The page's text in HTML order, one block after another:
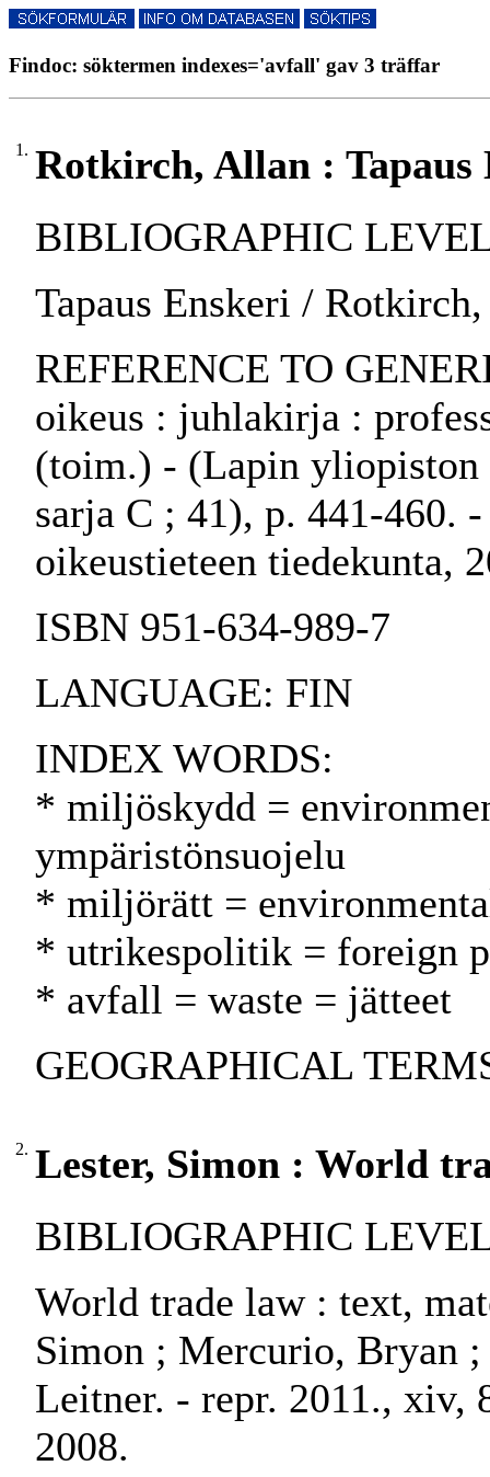
Findoc: söktermen indexes='avfall' gav 3 träffar
1. Rotkirch, Allan : Tapaus
BIBLIOGRAPHIC
Tapaus Enskeri /
REFERENCE TO
oikeus : juhlakirja :
(toim.) - (Lapin
sarja C ; 41), p. 441-460.
oikeustieteen tiedekunta,
ISBN 951-634-989-7
LANGUAGE: FIN
INDEX WORDS:
* miljöskydd =
ympäristönsuojelu
* miljörätt =
* utrikespolitik = foreign
* avfall = waste = jätteet
GEOGRAPHICAL
2. Lester, Simon : World
BIBLIOGRAPHIC
World trade law : text,
Simon ; Mercurio, Bryan
Leitner. - repr. 2011., xiv,
2008.